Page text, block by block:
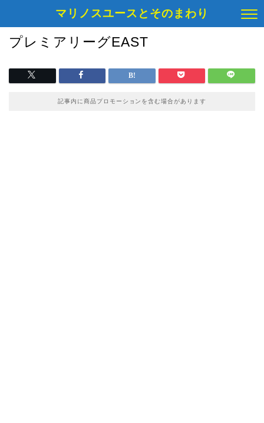
マリノスユースとそのまわり
プレミアリーグEAST
記事内に商品プロモーションを含む場合があります